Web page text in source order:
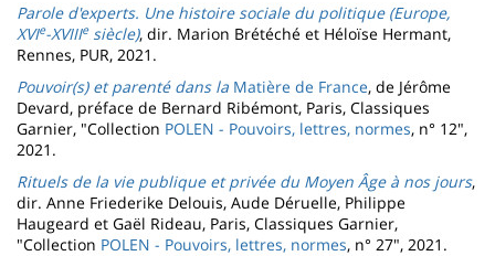
Parole d'experts. Une histoire sociale du politique (Europe,
XVIe-XVIIIesiècle), dir. Marion Brétéché et Héloïse Hermant,
Rennes, PUR, 2021.
Pouvoir(s) et parenté dans la Matière de France, de Jérôme
Devard, préface de Bernard Ribémont, Paris, Classiques
Garnier, "Collection POLEN - Pouvoirs, lettres, normes, n° 12",
2021.
Rituels de la vie publique et privée du Moyen Âge à nos jours,
dir. Anne Friederike Delouis, Aude Déruelle, Philippe
Haugeard et Gaël Rideau, Paris, Classiques Garnier,
"Collection POLEN - Pouvoirs, lettres, normes, n° 27", 2021.